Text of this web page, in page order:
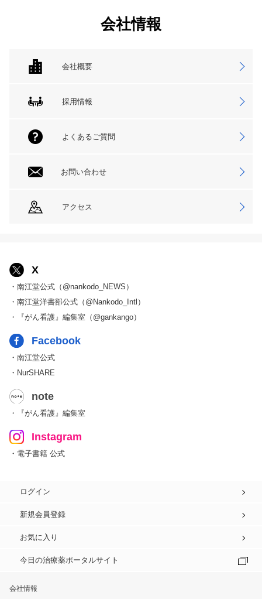
会社情報
会社概要
採用情報
よくあるご質問
お問い合わせ
アクセス
X
・南江堂公式（@nankodo_NEWS）
・南江堂洋書部公式（@Nankodo_Intl）
・『がん看護』編集室（@gankango）
Facebook
・南江堂公式
・NurSHARE
note
・『がん看護』編集室
Instagram
・電子書籍 公式
ログイン
新規会員登録
お気に入り
今日の治療薬ポータルサイト
会社情報